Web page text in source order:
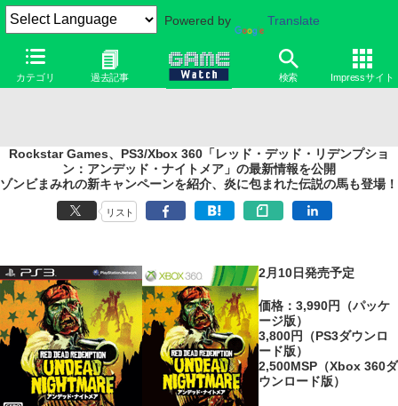
Powered by Translate
カテゴリ 過去記事 検索 Impressサイト
Rockstar Games、PS3/Xbox 360「レッド・デッド・リデンプショ
ン：アンデッド・ナイトメア」の最新情報を公開
ゾンビまみれの新キャンペーンを紹介、炎に包まれた伝説の馬も登場！
リスト
2月10日発売予定
価格：3,990円（パッケ
ージ版）
3,800円（PS3ダウンロ
ード版）
2,500MSP（Xbox 360ダ
ウンロード版）